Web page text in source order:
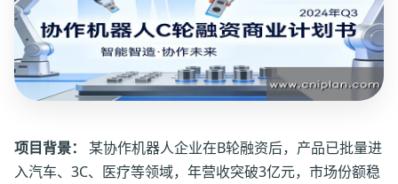
项目背景：
某协作机器人企业在B轮融资后，产品已批量进
入汽车、3C、医疗等领域，年营收突破3亿元，市场份额稳